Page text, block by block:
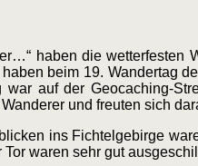
haben die
beim 19. Wandertag
war auf der Geocaching-
und freuten sich
ins Fichtelgebirge
waren sehr gut